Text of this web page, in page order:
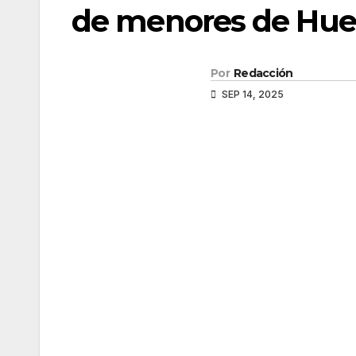
de menores de
Por Redacción
SEP 14, 2025